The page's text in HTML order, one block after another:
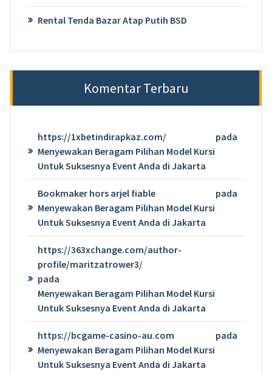
Rental Tenda Bazar Atap Putih BSD
Komentar Terbaru
https://1xbetindirapkaz.com/
pada
Menyewakan Beragam Pilihan Model Kursi
Untuk Suksesnya Event Anda di Jakarta
Bookmaker hors arjel fiable
pada
Menyewakan Beragam Pilihan Model Kursi
Untuk Suksesnya Event Anda di Jakarta
https://363xchange.com/author-
profile/maritzatrower3/
pada
Menyewakan Beragam Pilihan Model Kursi
Untuk Suksesnya Event Anda di Jakarta
https://bcgame-casino-au.com
pada
Menyewakan Beragam Pilihan Model Kursi
Untuk Suksesnya Event Anda di Jakarta